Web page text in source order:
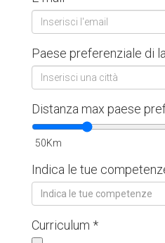
Paese preferenziale di
Distanza max paese
50Km
Indica le tue
Indica le tue competenze
Curriculum *